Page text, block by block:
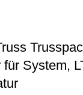
System,